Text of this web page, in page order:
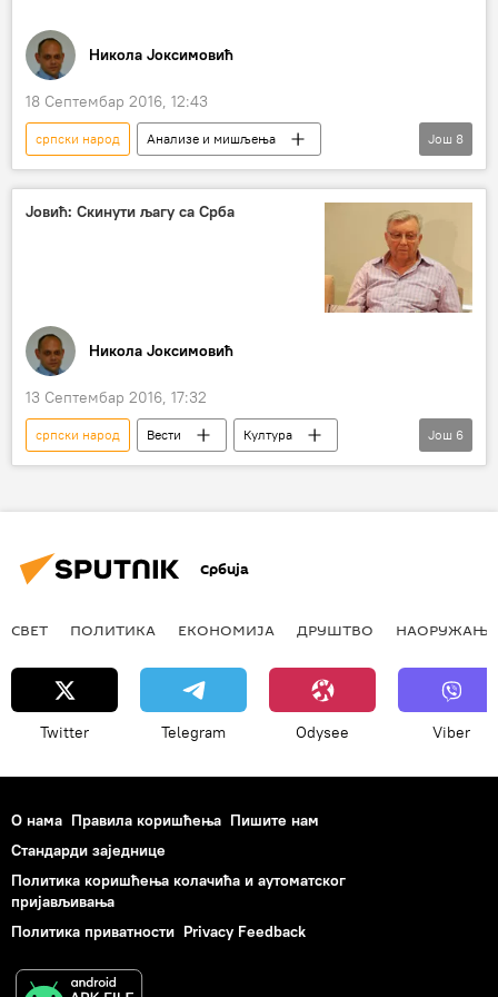
судбина
проза
Никола Јоксимовић
18 Септембар 2016, 12:43
српски народ
Анализе и мишљења
Коментари и Аналитика
Спутњик интервју
Радио
Србија
Још 8
Јовић: Скинути љагу са Срба
Никола Јоксимовић
13 Септембар 2016, 17:32
српски народ Вести
Култура
Србија
СФРЈ
Борисав Јовић
Још 6
Србија
СВЕТ ПОЛИТИКА ЕКОНОМИЈА ДРУШТВО НАОРУЖАЊЕ
Twitter Telegram Odysee Viber
О нама Правила коришћења Пишите нам
Стандарди заједнице
Политика коришћења колачића и аутоматског
пријављивања
Политика приватности Privacy Feedback